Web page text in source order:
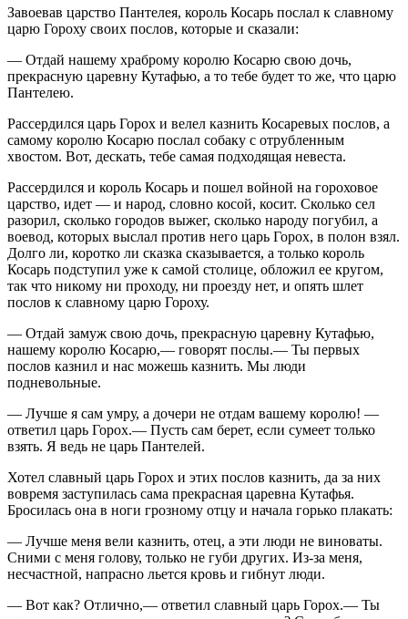
Завоевав царство Пантелея, король Косарь послал к славному
царю Гороху своих послов, которые и сказали:
— Отдай нашему храброму королю Косарю свою дочь,
прекрасную царевну Кутафью, а то тебе будет то же, что царю
Пантелею.
Рассердился царь Горох и велел казнить Косаревых послов, а
самому королю Косарю послал собаку с отрубленным
хвостом. Вот, дескать, тебе самая подходящая невеста.
Рассердился и король Косарь и пошел войной на гороховое
царство, идет — и народ, словно косой, косит. Сколько сел
разорил, сколько городов выжег, сколько народу погубил, а
воевод, которых выслал против него царь Горох, в полон взял.
Долго ли, коротко ли сказка сказывается, а только король
Косарь подступил уже к самой столице, обложил ее кругом,
так что никому ни проходу, ни проезду нет, и опять шлет
послов к славному царю Гороху.
— Отдай замуж свою дочь, прекрасную царевну Кутафью,
нашему королю Косарю,— говорят послы.— Ты первых
послов казнил и нас можешь казнить. Мы люди
подневольные.
— Лучше я сам умру, а дочери не отдам вашему королю! —
ответил царь Горох.— Пусть сам берет, если сумеет только
взять. Я ведь не царь Пантелей.
Хотел славный царь Горох и этих послов казнить, да за них
вовремя заступилась сама прекрасная царевна Кутафья.
Бросилась она в ноги грозному отцу и начала горько плакать:
— Лучше меня вели казнить, отец, а эти люди не виноваты.
Сними с меня голову, только не губи других. Из-за меня,
несчастной, напрасно льется кровь и гибнут люди.
— Вот как? Отлично,— ответил славный царь Горох.— Ты